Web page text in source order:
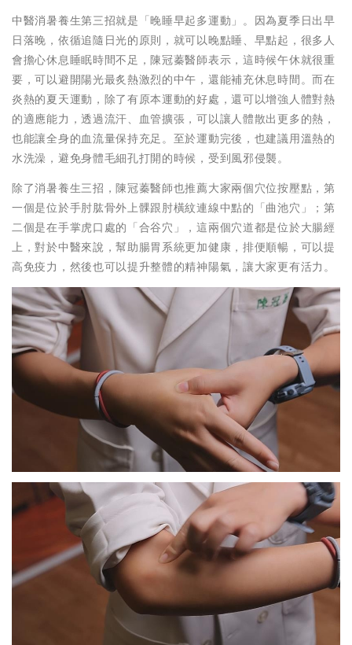
中醫消暑養生第三招就是「晚睡早起多運動」。因為夏季日出早
日落晚，依循追隨日光的原則，就可以晚點睡、早點起，很多人
會擔心休息睡眠時間不足，陳冠蓁醫師表示，這時候午休就很重
要，可以避開陽光最炙熱激烈的中午，還能補充休息時間。而在
炎熱的夏天運動，除了有原本運動的好處，還可以增強人體對熱
的適應能力，透過流汗、血管擴張，可以讓人體散出更多的熱，
也能讓全身的血流量保持充足。至於運動完後，也建議用溫熱的
水洗澡，避免身體毛細孔打開的時候，受到風邪侵襲。
除了消暑養生三招，陳冠蓁醫師也推薦大家兩個穴位按壓點，第
一個是位於手肘肱骨外上髁跟肘橫紋連線中點的「曲池穴」；第
二個是在手掌虎口處的「合谷穴」，這兩個穴道都是位於大腸經
上，對於中醫來說，幫助腸胃系統更加健康，排便順暢，可以提
高免疫力，然後也可以提升整體的精神陽氣，讓大家更有活力。